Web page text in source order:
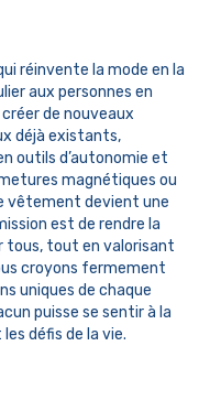
réinvente la mode en la
aux personnes en
de nouveaux
déjà existants,
outils d’autonomie et
magnétiques ou
vêtement devient une
est de rendre la
tous, tout en valorisant
croyons fermement
uniques de chaque
puisse se sentir à la
défis de la vie.